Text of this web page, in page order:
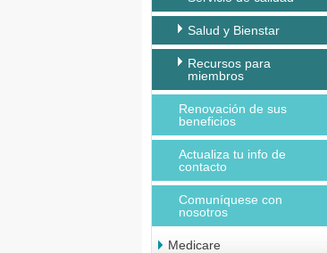
Salud y Bienstar
Recursos para
miembros
Renovación de sus
beneficios
Actualiza tu info de
contacto
Comuníquese con
nosotros
Medicare